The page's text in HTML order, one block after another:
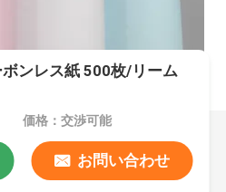
ンレス紙 500枚/リーム
価格：交渉可能
お問い合わせ